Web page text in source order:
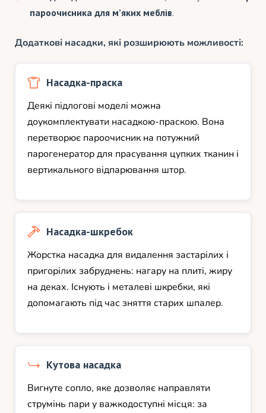
пароочисника для м’яких меблів.
Додаткові насадки, які розширюють можливості:
Насадка-праска
Деякі підлогові моделі можна
доукомплектувати насадкою-праскою. Вона
перетворює пароочисник на потужний
парогенератор для прасування цупких тканин і
вертикального відпарювання штор.
Насадка-шкребок
Жорстка насадка для видалення застарілих і
пригорілих забруднень: нагару на плиті, жиру
на деках. Існують і металеві шкребки, які
допомагають під час зняття старих шпалер.
Кутова насадка
Вигнуте сопло, яке дозволяє направляти
струмінь пари у важкодоступні місця: за